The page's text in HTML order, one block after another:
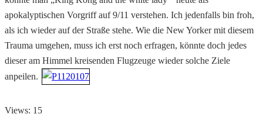
apokalyptischen Vorgriff auf 9/11 verstehen. Ich jedenfalls bin froh,
als ich wieder auf der Straße stehe. Wie die New Yorker mit diesem
Trauma umgehen, muss ich erst noch erfragen, könnte doch jedes
dieser am Himmel kreisenden Flugzeuge wieder solche Ziele
anpeilen.
Views: 15